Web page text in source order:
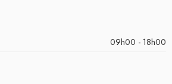
09h00 - 18h00